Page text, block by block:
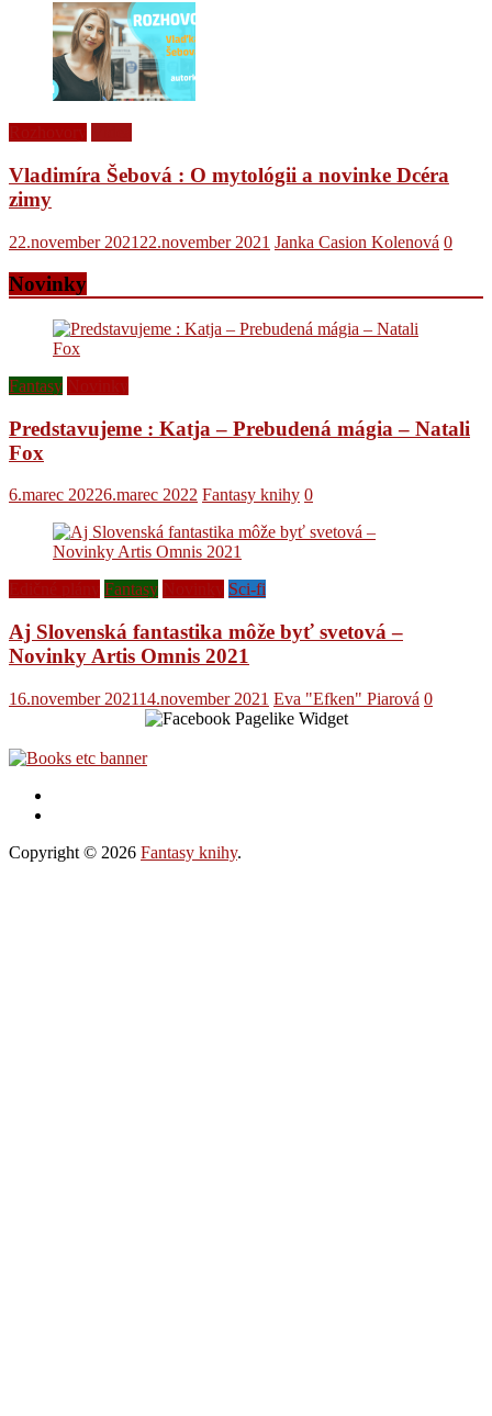
Vladimíra Šebová : O mytológii a novinke Dcéra
zimy
22.november 2021 22.november 2021 Janka Casion Kolenová 0
Novinky
Fantasy
Predstavujeme : Katja – Prebudená mágia – Natali
Fox
6.marec 20226.marec 2022 Fantasy knihy 0
Fantasy Sci-fi
Aj Slovenská fantastika môže byť svetová –
Novinky Artis Omnis 2021
16.november 202114.november 2021 Eva "Efken" Piarová 0
Copyright © 2026 Fantasy knihy.